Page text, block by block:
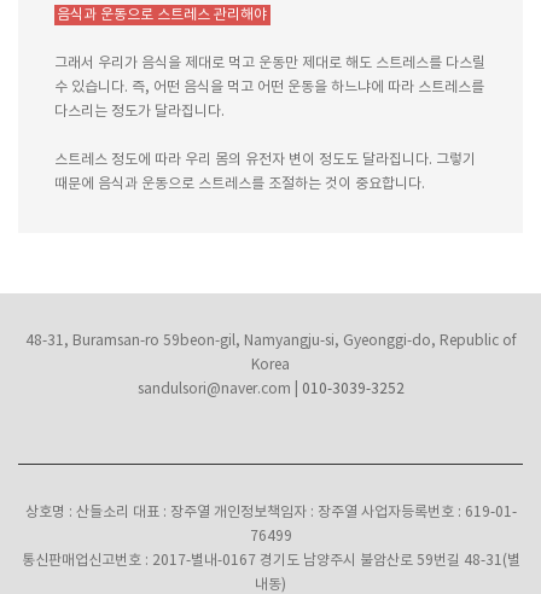
음식과 운동으로 스트레스 관리해야
그래서 우리가 음식을 제대로 먹고 운동만 제대로 해도 스트레스를 다스릴
수 있습니다. 즉, 어떤 음식을 먹고 어떤 운동을 하느냐에 따라 스트레스를
다스리는 정도가 달라집니다.
스트레스 정도에 따라 우리 몸의 유전자 변이 정도도 달라집니다. 그렇기
때문에 음식과 운동으로 스트레스를 조절하는 것이 중요합니다.
48-31, Buramsan-ro 59beon-gil, Namyangju-si, Gyeonggi-do, Republic of
Korea
sandulsori@naver.com
010-3039-3252
상호명 : 산들소리 대표 : 장주열 개인정보책임자 : 장주열 사업자등록번호 : 619-01-
76499
통신판매업신고번호 : 2017-별내-0167 경기도 남양주시 불암산로 59번길 48-31(별
내동)